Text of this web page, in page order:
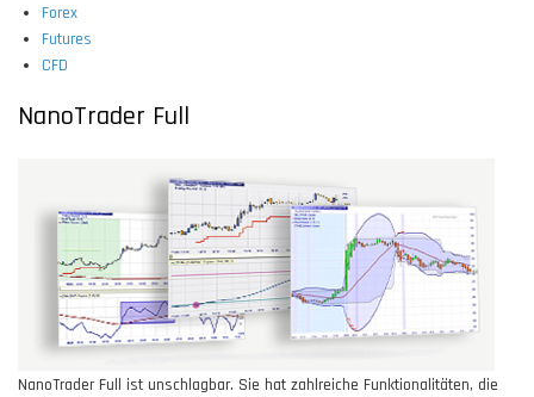
Forex
Futures
CFD
NanoTrader Full
NanoTrader Full ist unschlagbar. Sie hat zahlreiche Funktionalitäten, die